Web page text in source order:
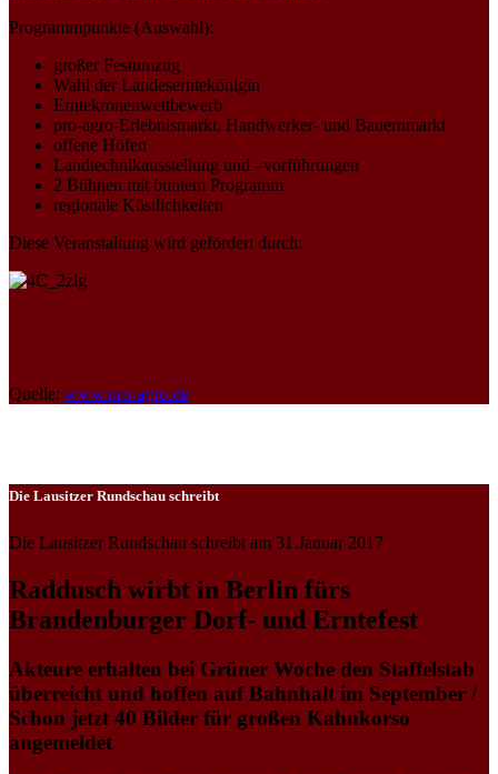
Programmpunkte (Auswahl):
großer Festumzug
Wahl der Landeserntekönigin
Erntekronenwettbewerb
pro-agro-Erlebnismarkt, Handwerker- und Bauernmarkt
offene Höfen
Landtechnikausstellung und –vorführungen
2 Bühnen mit buntem Programm
regionale Köstlichkeiten
Diese Veranstaltung wird gefördert durch:
Quelle: www.pro-agro.de
Die Lausitzer Rundschau schreibt
Die Lausitzer Rundschau schreibt am 31.Januar 2017
Raddusch wirbt in Berlin fürs
Brandenburger Dorf- und Erntefest
Akteure erhalten bei Grüner Woche den Staffelstab
überreicht und hoffen auf Bahnhalt im September /
Schon jetzt 40 Bilder für großen Kahnkorso
angemeldet